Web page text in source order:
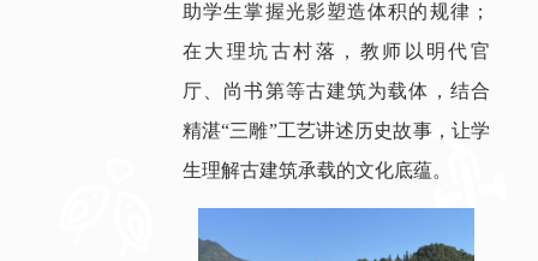
助学生掌握光影塑造体积的规律；
在大理坑古村落，教师以明代官
厅、尚书第等古建筑为载体，结合
精湛“三雕”工艺讲述历史故事，让学
生理解古建筑承载的文化底蕴。